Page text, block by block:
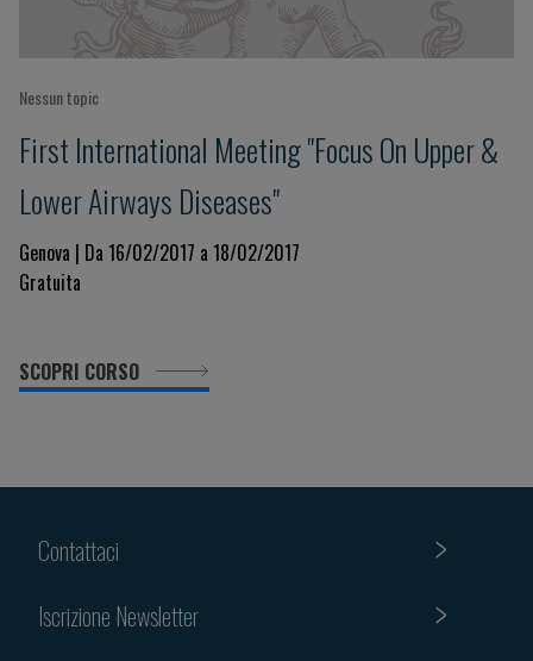
Nessun topic
First International Meeting "Focus On Upper &
Lower Airways Diseases"
Genova | Da 16/02/2017 a 18/02/2017
Gratuita
SCOPRI CORSO
Contattaci
Iscrizione Newsletter